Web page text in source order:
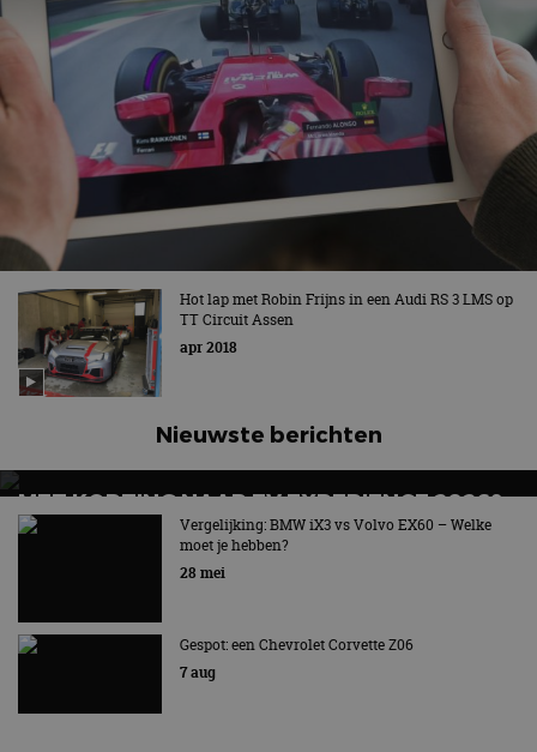
Hot lap met Robin Frijns in een Audi RS 3 LMS op
TT Circuit Assen
apr 2018
Nieuwste berichten
MET KORTING NAAR EV EXPERIENCE 2026?
AUTORAI REGELT HET!
EV Experience 2026 van 24 tot 26 september
Vergelijking: BMW iX3 vs Volvo EX60 – Welke
moet je hebben?
28 mei
Gespot: een Chevrolet Corvette Z06
7 aug